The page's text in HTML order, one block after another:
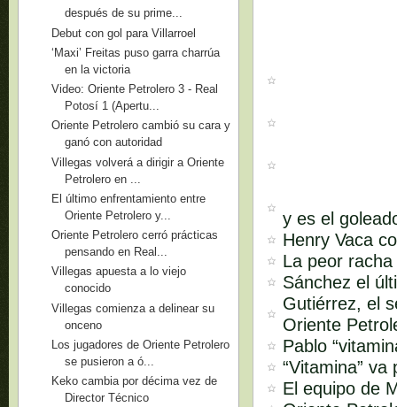
y es el
Henry Vaca
La peor
Sánchez el
Gutiérrez, el
Oriente
Pablo
“Vitamina”
El equipo de
después de su prime...
Debut con gol para Villarroel
‘Maxi’ Freitas puso garra charrúa
en la victoria
Video: Oriente Petrolero 3 - Real
Potosí 1 (Apertu...
Oriente Petrolero cambió su cara y
ganó con autoridad
Villegas volverá a dirigir a Oriente
Petrolero en ...
El último enfrentamiento entre
Oriente Petrolero y...
Oriente Petrolero cerró prácticas
pensando en Real...
Villegas apuesta a lo viejo
conocido
Villegas comienza a delinear su
onceno
Los jugadores de Oriente Petrolero
se pusieron a ó...
Keko cambia por décima vez de
Director Técnico